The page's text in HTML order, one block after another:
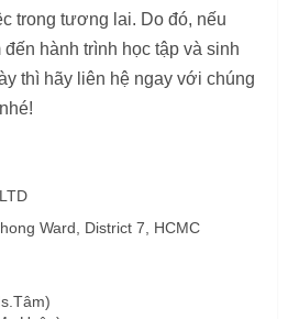
trong tương lai. Do đó, nếu
đến hành trình học tập và sinh
thì hãy liên hệ ngay với chúng
Ward, District 7, HCMC